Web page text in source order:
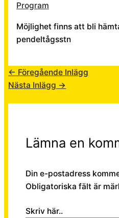
Program
Möjlighet finns att bli
pendeltågsstn
← Föregående Inlägg
Nästa Inlägg →
Lämna en
Din e-postadress
Obligatoriska fält är
Skriv här..